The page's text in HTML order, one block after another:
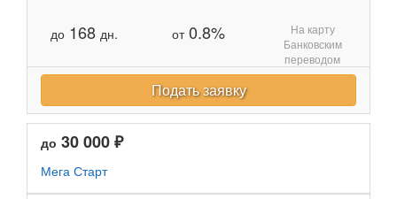
до 168 дн. от0.8%
На карту
Банковским
переводом
Подать заявку
до 30 000 ₽
Мега Старт